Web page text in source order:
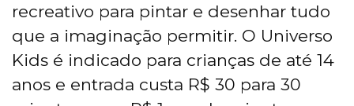
recreativo para pintar e desenhar tudo
que a imaginação permitir. O Universo
Kids é indicado para crianças de até 14
anos e entrada custa R$ 30 para 30